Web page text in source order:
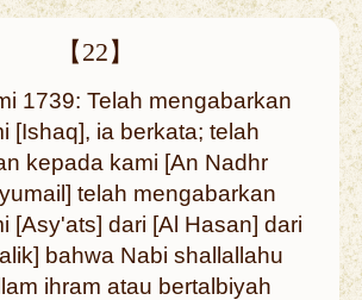
【22】
1739: Telah mengabarkan
[Ishaq], ia berkata; telah
kepada kami [An Nadhr
telah mengabarkan
[Asy'ats] dari [Al Hasan] dari
bahwa Nabi shallallahu
ihram atau bertalbiyah